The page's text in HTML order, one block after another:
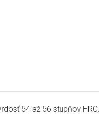
54 až 56 stupňov HRC,